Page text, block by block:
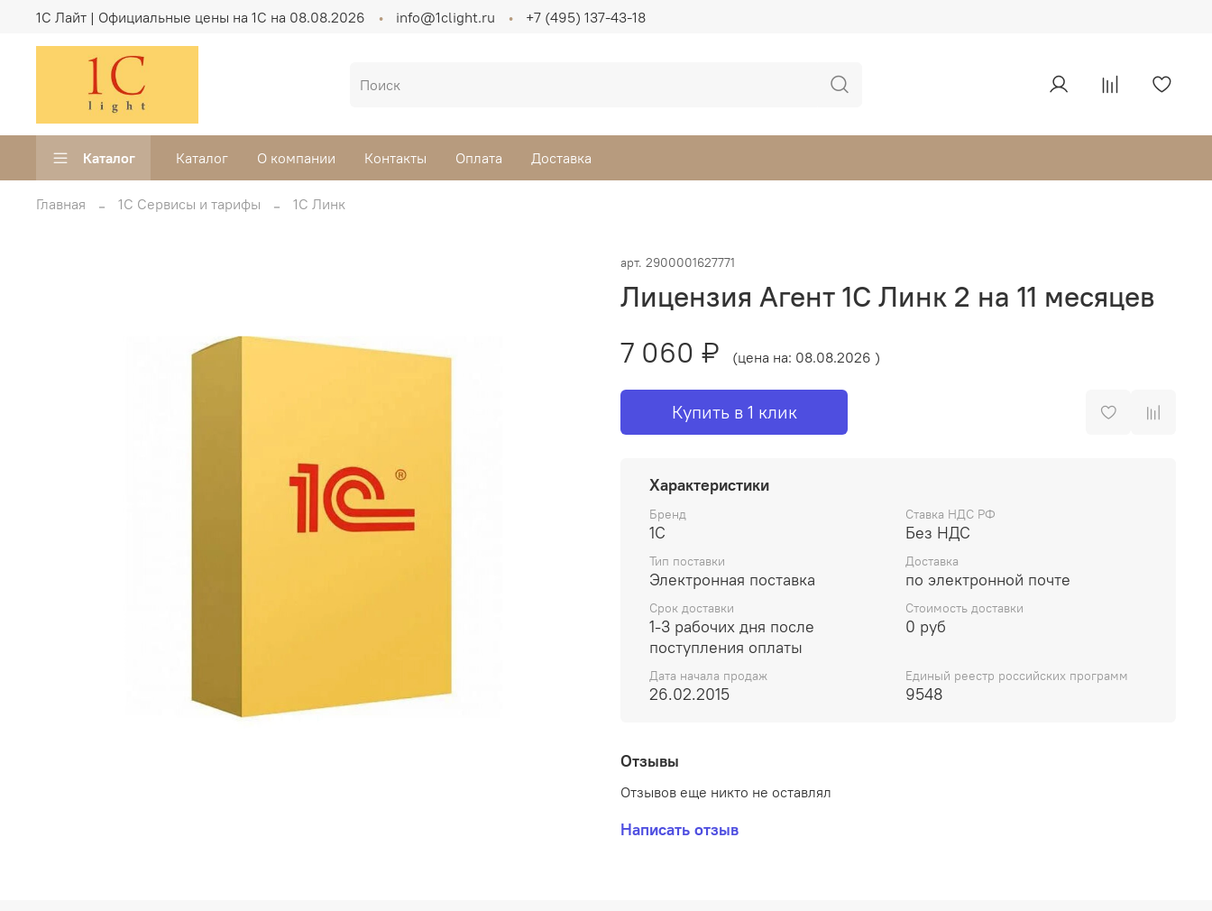
1C Лайт | Официальные цены на 1С на 08.08.2026 info@1clight.ru +7 (495) 137-43-18
Каталог Каталог О компании Контакты Оплата Доставка
Главная 1С Сервисы и тарифы 1С Линк
арт. 2900001627771
Лицензия Агент 1С Линк 2 на 11 месяцев
7 060 ₽
(цена на: 08.08.2026 )
Купить в 1 клик
Характеристики
Бренд
1С
Ставка НДС РФ
Без НДС
Тип поставки
Электронная поставка
Доставка
по электронной почте
Срок доставки
1-3 рабочих дня после
поступления оплаты
Стоимость доставки
0 руб
Дата начала продаж
26.02.2015
Единый реестр российских программ
9548
Отзывы
Отзывов еще никто не оставлял
Написать отзыв